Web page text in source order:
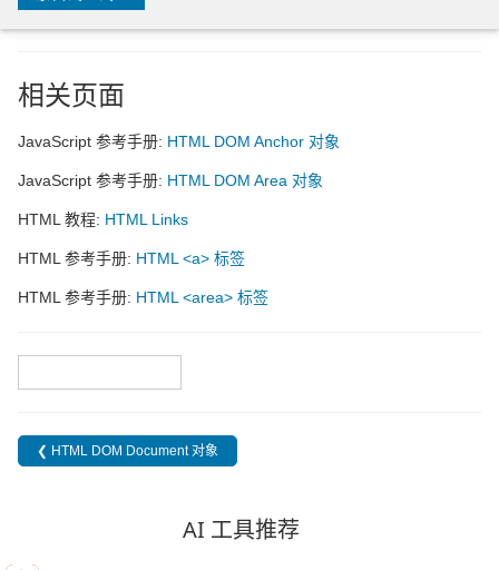
相关页面
JavaScript 参考手册: HTML DOM Anchor 对象
JavaScript 参考手册: HTML DOM Area 对象
HTML 教程: HTML Links
HTML 参考手册: HTML <a> 标签
HTML 参考手册: HTML <area> 标签
❮ HTML DOM Document 对象
AI 工具推荐